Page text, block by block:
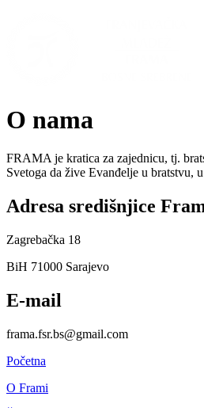
O nama
FRAMA je kratica za zajednicu, tj.
Svetoga da žive Evanđelje u bratstvu,
Adresa središnjice
Zagrebačka 18
BiH 71000 Sarajevo
E-mail
frama.fsr.bs@gmail.com
Početna
O Frami